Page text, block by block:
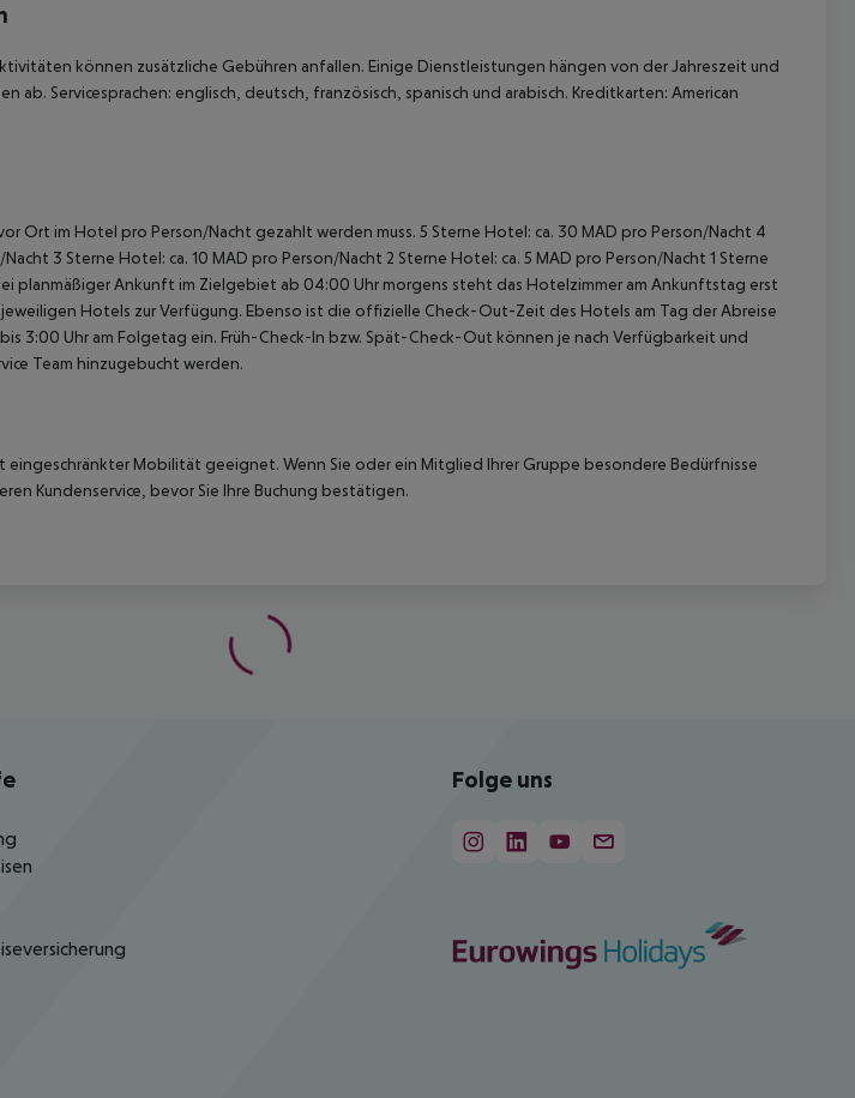
können zusätzliche Gebühren anfallen. Einige Dienstleistungen hängen von der Jahreszeit und
ab. Servicesprachen: englisch, deutsch, französisch, spanisch und arabisch. Kreditkarten: American
Ort im Hotel pro Person/Nacht gezahlt werden muss. 5 Sterne Hotel: ca. 30 MAD pro Person/Nacht 4
3 Sterne Hotel: ca. 10 MAD pro Person/Nacht 2 Sterne Hotel: ca. 5 MAD pro Person/Nacht 1 Sterne
planmäßiger Ankunft im Zielgebiet ab 04:00 Uhr morgens steht das Hotelzimmer am Ankunftstag erst
Hotels zur Verfügung. Ebenso ist die offizielle Check-Out-Zeit des Hotels am Tag der Abreise
3:00 Uhr am Folgetag ein. Früh-Check-In bzw. Spät-Check-Out können je nach Verfügbarkeit und
Team hinzugebucht werden.
eingeschränkter Mobilität geeignet. Wenn Sie oder ein Mitglied Ihrer Gruppe besondere Bedürfnisse
Kundenservice, bevor Sie Ihre Buchung bestätigen.
Folge uns